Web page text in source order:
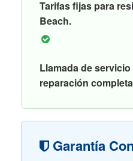
Tarifas fijas para
Beach.
Llamada de
reparación
Garantía